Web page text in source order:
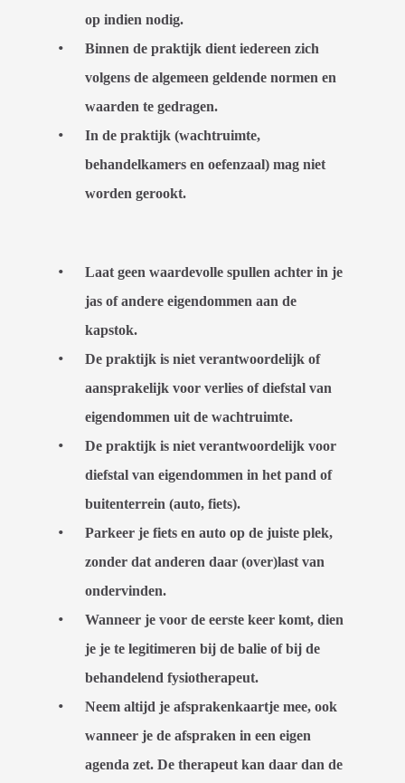
op indien nodig.
Binnen de praktijk dient iedereen zich
volgens de algemeen geldende normen en
waarden te gedragen.
In de praktijk (wachtruimte,
behandelkamers en oefenzaal) mag niet
worden gerookt.
Laat geen waardevolle spullen achter in je
jas of andere eigendommen aan de
kapstok.
De praktijk is niet verantwoordelijk of
aansprakelijk voor verlies of diefstal van
eigendommen uit de wachtruimte.
De praktijk is niet verantwoordelijk voor
diefstal van eigendommen in het pand of
buitenterrein (auto, fiets).
Parkeer je fiets en auto op de juiste plek,
zonder dat anderen daar (over)last van
ondervinden.
Wanneer je voor de eerste keer komt, dien
je je te legitimeren bij de balie of bij de
behandelend fysiotherapeut.
Neem altijd je afsprakenkaartje mee, ook
wanneer je de afspraken in een eigen
agenda zet. De therapeut kan daar dan de